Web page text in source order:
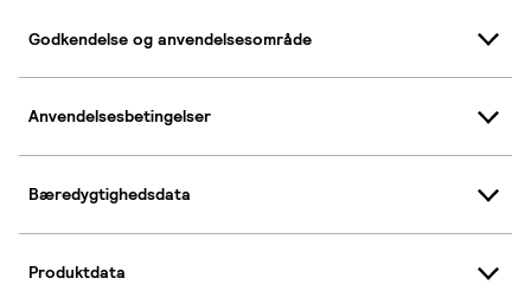
Godkendelse og anvendelsesområde
Anvendelsesbetingelser
Bæredygtighedsdata
Produktdata